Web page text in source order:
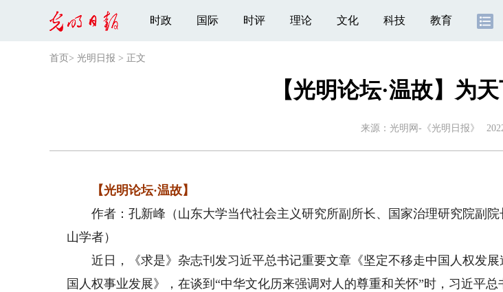
时政 国际 时评 理论 文化 科技 教育
首页 > 光明日报 > 正文
【光明论坛·温故】为
来源： 光明网-《光明日报》
【光明论坛·温故】
作者：孔新峰（山东大学当代社会主义研究所副所长、国家治理研究院副院
山学者）
近日，《求是》杂志刊发习近平总书记重要文章《坚定不移走中国人权发展
国人权事业发展》，在谈到“中华文化历来强调对人的尊重和关怀”时，习近平总